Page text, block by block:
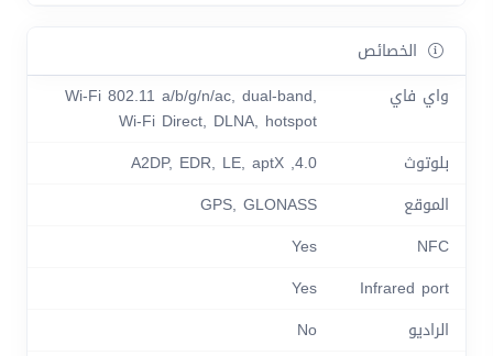
الخصائص
واي فاي
Wi-Fi 802.11 a/b/g/n/ac, dual-band,
Wi-Fi Direct, DLNA, hotspot
بلوتوث
4.0, A2DP, EDR, LE, aptX
الموقع
GPS, GLONASS
NFC
Yes
Infrared port
Yes
الراديو
No